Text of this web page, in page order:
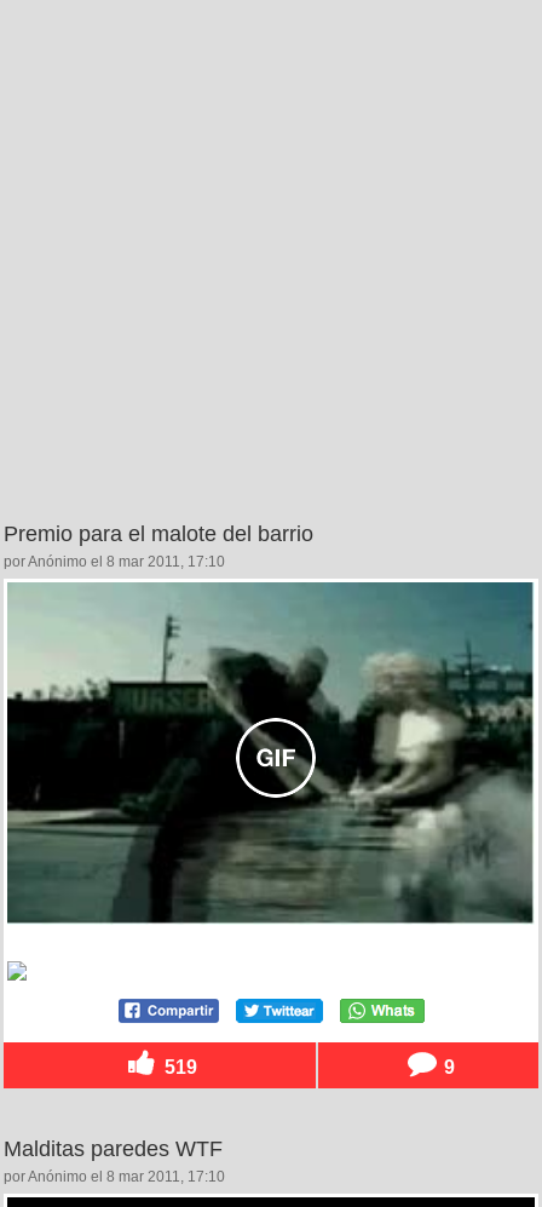
Premio para el malote del barrio
por Anónimo el 8 mar 2011, 17:10
519 9
Malditas paredes WTF
por Anónimo el 8 mar 2011, 17:10